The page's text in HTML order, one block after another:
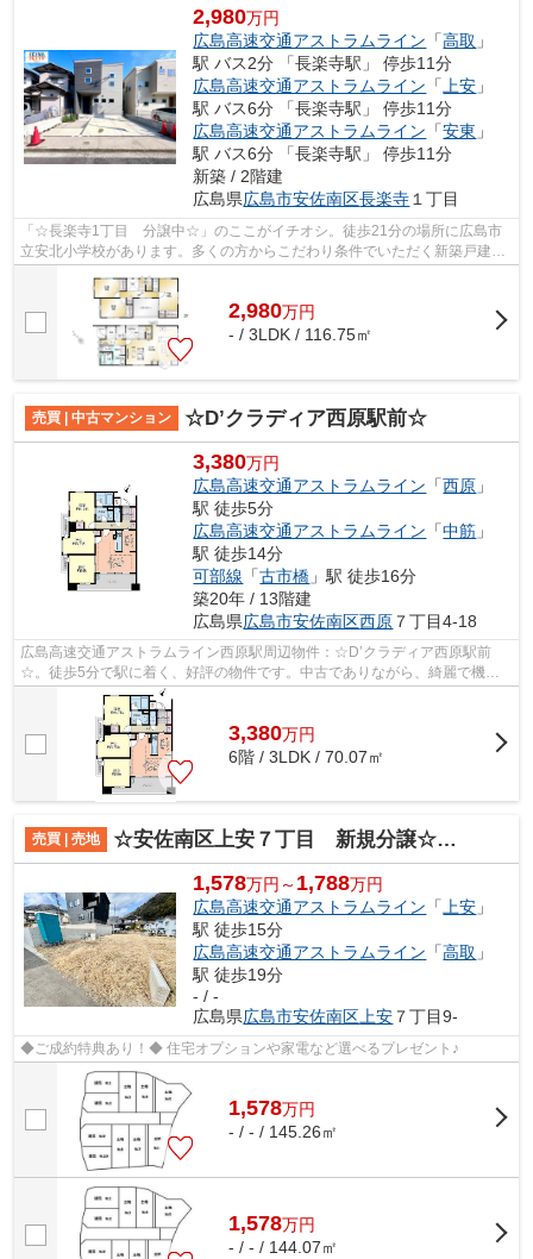
2,980万円
広島高速交通アストラムライン 「高取 」
駅 バス2分 「長楽寺駅」 停歩11分
広島高速交通アストラムライン 「 上安 」
駅 バス6分 「長楽寺駅」 停歩11分
広島高速交通アストラムライン 「安東 」
駅 バス6分 「長楽寺駅」 停歩11分
新築 / 2階建
広島県広島市安佐南区長楽寺 １丁目
「☆長楽寺1丁目 分譲中☆」のここがイチオシ。徒歩21分の場所に広島市
立安北小学校があります。多くの方からこだわり条件でいただく新築戸建て
の物件です。築3年以内の新しい物件はい...
2,980万円
- / 3LDK / 116.75㎡
売買 | 中古マンション ☆D’クラディア西原駅前☆
3,380万円
広島高速交通アストラムライン 「西原 」
駅 徒歩5分
広島高速交通アストラムライン 「中筋 」
駅 徒歩14分
可部線 「古市橋 」駅 徒歩16分
築20年 / 13階建
広島県広島市安佐南区西原 ７丁目4-18
広島高速交通アストラムライン西原駅周辺物件：☆D’クラディア西原駅前
☆。徒歩5分で駅に着く、好評の物件です。中古でありながら、綺麗で機能
的な設備のあるマンションです。こちらは13...
3,380万円
6階 / 3LDK / 70.07㎡
売買 | 売地 ☆安佐南区上安７丁目 新規分譲☆土地
1,578万円～ 1,788万円
広島高速交通アストラムライン 「上安 」
駅 徒歩15分
広島高速交通アストラムライン 「高取 」
駅 徒歩19分
- / -
広島県広島市安佐南区上安 ７丁目9-
◆ご成約特典あり！◆ 住宅オプションや家電など選べるプレゼント♪
1,578万円
- / - / 145.26㎡
1,578万円
- / - / 144.07㎡